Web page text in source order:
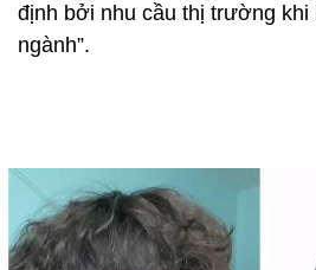
định bởi nhu cầu thị trường khi
ngành”.